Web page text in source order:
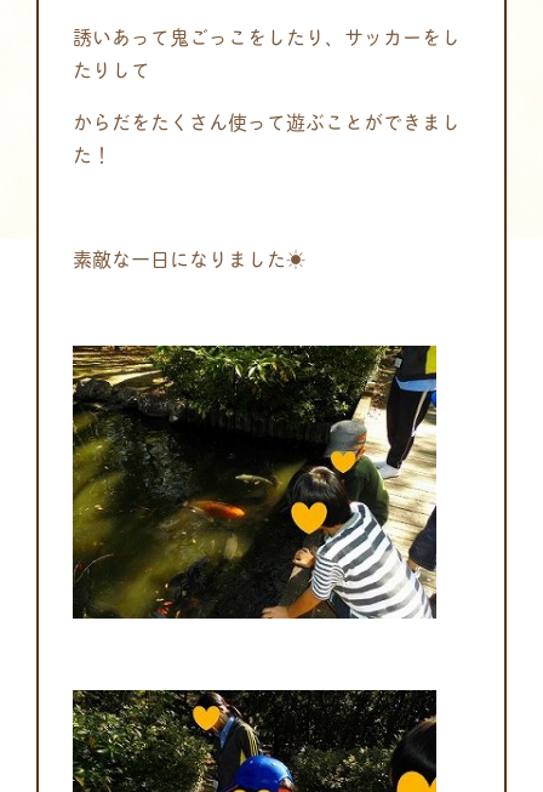
誘いあって鬼ごっこをしたり、サッカーをし
たりして
からだをたくさん使って遊ぶことができまし
た！
素敵な一日になりました☀